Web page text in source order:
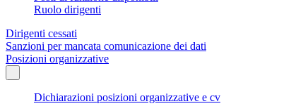
Ruolo dirigenti
Dirigenti cessati
Sanzioni per mancata comunicazione dei dati
Posizioni organizzative
Dichiarazioni posizioni organizzative e cv